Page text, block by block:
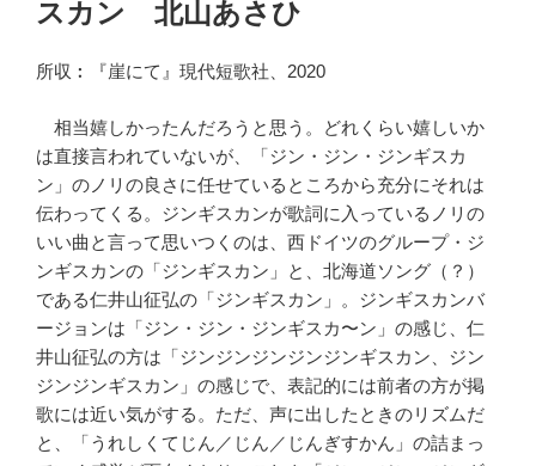
スカン 北山あさひ
所収︰『崖にて』現代短歌社、2020
相当嬉しかったんだろうと思う。どれくらい嬉しいか
は直接言われていないが、「ジン・ジン・ジンギスカ
ン」のノリの良さに任せているところから充分にそれは
伝わってくる。ジンギスカンが歌詞に入っているノリの
いい曲と言って思いつくのは、西ドイツのグループ・ジ
ンギスカンの「ジンギスカン」と、北海道ソング（？）
である仁井山征弘の「ジンギスカン」。ジンギスカンバ
ージョンは「ジン・ジン・ジンギスカ〜ン」の感じ、仁
井山征弘の方は「ジンジンジンジンジンギスカン、ジン
ジンジンギスカン」の感じで、表記的には前者の方が掲
歌には近い気がする。ただ、声に出したときのリズムだ
と、「うれしくてじん／じん／じんぎすかん」の詰まっ